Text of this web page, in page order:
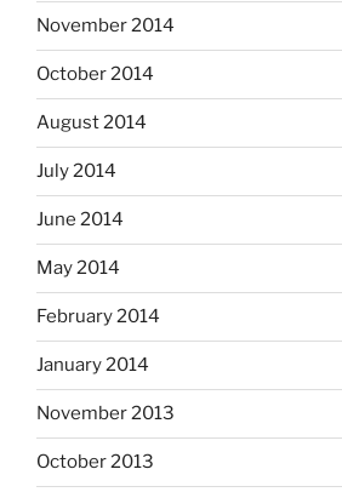
November 2014
October 2014
August 2014
July 2014
June 2014
May 2014
February 2014
January 2014
November 2013
October 2013